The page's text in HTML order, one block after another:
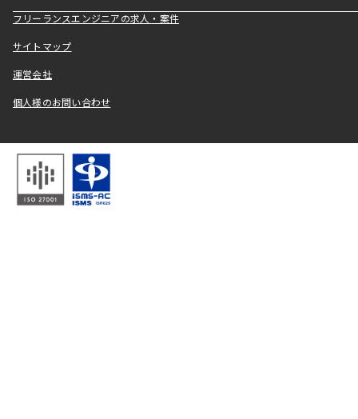
フリーランスエンジニアの求人・案件
サイトマップ
運営会社
個人様のお問い合わせ